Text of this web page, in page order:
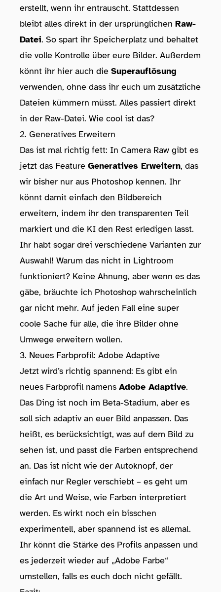
erstellt, wenn ihr entrauscht. Stattdessen
bleibt alles direkt in der ursprünglichen Raw-
Datei. So spart ihr Speicherplatz und behaltet
die volle Kontrolle über eure Bilder. Außerdem
könnt ihr hier auch die Superauflösung
verwenden, ohne dass ihr euch um zusätzliche
Dateien kümmern müsst. Alles passiert direkt
in der Raw-Datei. Wie cool ist das?
2. Generatives Erweitern
Das ist mal richtig fett: In Camera Raw gibt es
jetzt das Feature Generatives Erweitern, das
wir bisher nur aus Photoshop kennen. Ihr
könnt damit einfach den Bildbereich
erweitern, indem ihr den transparenten Teil
markiert und die KI den Rest erledigen lasst.
Ihr habt sogar drei verschiedene Varianten zur
Auswahl! Warum das nicht in Lightroom
funktioniert? Keine Ahnung, aber wenn es das
gäbe, bräuchte ich Photoshop wahrscheinlich
gar nicht mehr. Auf jeden Fall eine super
coole Sache für alle, die ihre Bilder ohne
Umwege erweitern wollen.
3. Neues Farbprofil: Adobe Adaptive
Jetzt wird’s richtig spannend: Es gibt ein
neues Farbprofil namens Adobe Adaptive.
Das Ding ist noch im Beta-Stadium, aber es
soll sich adaptiv an euer Bild anpassen. Das
heißt, es berücksichtigt, was auf dem Bild zu
sehen ist, und passt die Farben entsprechend
an. Das ist nicht wie der Autoknopf, der
einfach nur Regler verschiebt – es geht um
die Art und Weise, wie Farben interpretiert
werden. Es wirkt noch ein bisschen
experimentell, aber spannend ist es allemal.
Ihr könnt die Stärke des Profils anpassen und
es jederzeit wieder auf „Adobe Farbe“
umstellen, falls es euch doch nicht gefällt.